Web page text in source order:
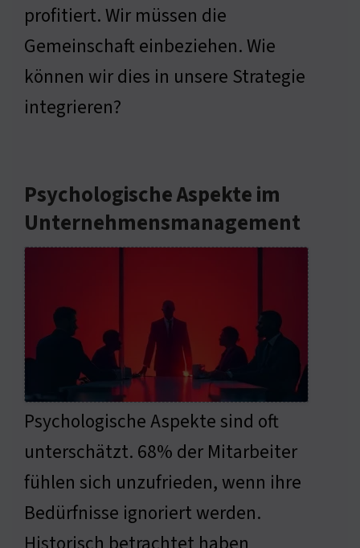
profitiert. Wir müssen die
Gemeinschaft einbeziehen. Wie
können wir dies in unsere Strategie
integrieren?
Psychologische Aspekte im
Unternehmensmanagement
Psychologische Aspekte sind oft
unterschätzt. 68% der Mitarbeiter
fühlen sich unzufrieden, wenn ihre
Bedürfnisse ignoriert werden.